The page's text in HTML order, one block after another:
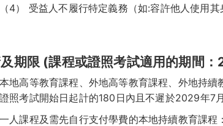
（4） 受益人不履行特定義務（如:容許他人使用
期限 (課程或證照考試適用的期間
本地高等教育課程、外地高等教育課程、外地持
證照考試開始日起計的180日內且不遲於2029年7
一人課程及需先自行支付學費的本地持續教育課